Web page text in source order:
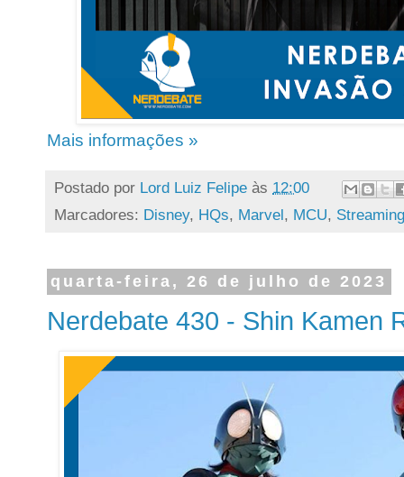
Mais informações »
Postado por Lord Luiz Felipe às 12:00
Marcadores: Disney, HQs, Marvel, MCU, Streaming
quarta-feira, 26 de julho de 2023
Nerdebate 430 - Shin Kamen